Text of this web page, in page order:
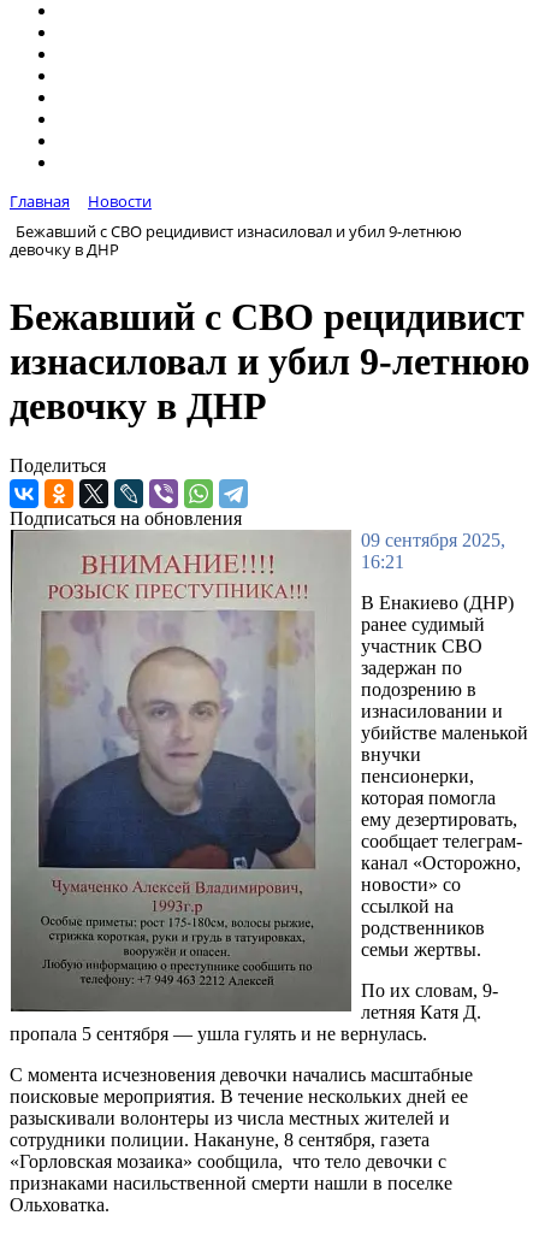
Главная
Новости
Бежавший с СВО рецидивист изнасиловал и убил 9-летнюю
девочку в ДНР
Бежавший с СВО рецидивист
изнасиловал и убил 9-летнюю
девочку в ДНР
Поделиться
Подписаться на обновления
09 сентября 2025,
16:21
В Енакиево (ДНР)
ранее судимый
участник СВО
задержан по
подозрению в
изнасиловании и
убийстве маленькой
внучки
пенсионерки,
которая помогла
ему дезертировать,
сообщает телеграм-
канал «Осторожно,
новости» со
ссылкой на
родственников
семьи жертвы.
По их словам, 9-
летняя Катя Д.
пропала 5 сентября — ушла гулять и не вернулась.
С момента исчезновения девочки начались масштабные
поисковые мероприятия. В течение нескольких дней ее
разыскивали волонтеры из числа местных жителей и
сотрудники полиции. Накануне, 8 сентября, газета
«Горловская мозаика» сообщила, что тело девочки с
признаками насильственной смерти нашли в поселке
Ольховатка.